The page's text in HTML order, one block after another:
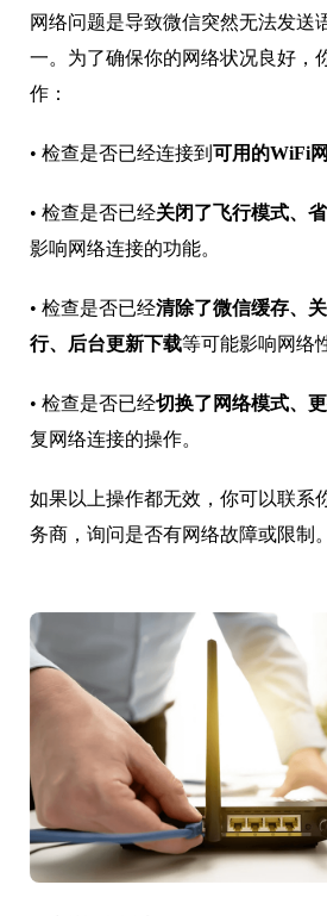
网络问题是导致微信突然无法发送
一。为了确保你的网络状况良好，
作：
• 检查是否已经连接到 可用的WiFi
• 检查是否已经关闭了飞行模式、
影响网络连接的功能。
• 检查是否已经清除了微信缓存、
行、后台更新下载等可能影响网络
• 检查是否已经切换了网络模式、
复网络连接的操作。
如果以上操作都无效，你可以联系
务商，询问是否有网络故障或限制。